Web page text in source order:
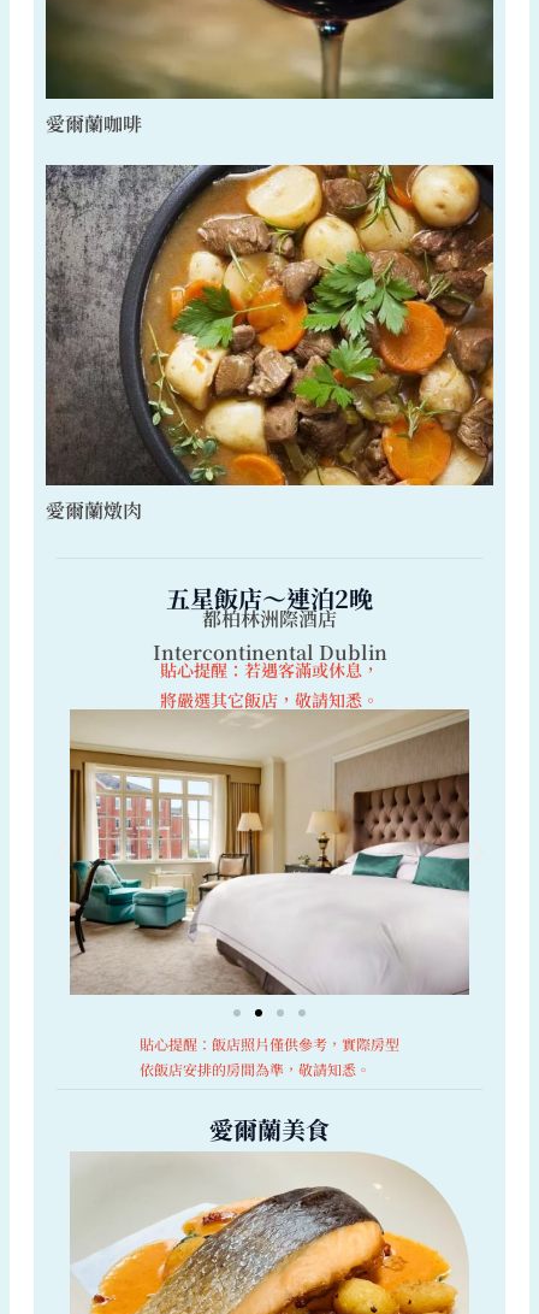
愛爾蘭咖啡
愛爾蘭燉肉
五星飯店～連泊2晚
都柏林洲際酒店
Intercontinental Dublin
貼心提醒：若遇客滿或休息，
將嚴選其它飯店，敬請知悉。
貼心提醒：飯店照片僅供參考，實際房型
依飯店安排的房間為準，敬請知悉。
愛爾蘭美食